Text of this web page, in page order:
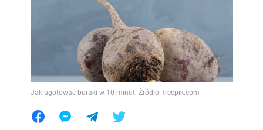
Jak ugotować buraki w 10 minut. Źródło: freepik.com